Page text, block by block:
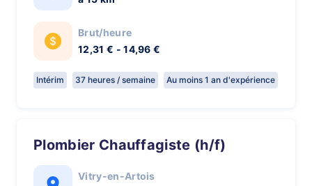
Brut/heure
12,31 € - 14,96 €
Intérim 37 heures / semaine Au moins 1 an d'expérience
Plombier Chauffagiste (h/f)
Vitry-en-Artois